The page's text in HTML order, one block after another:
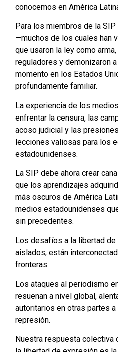
conocemos en América
Para los miembros de la
—muchos de los cuales han
que usaron la ley como
reguladores y demonizaron
momento en los Estados
profundamente familiar.
La experiencia de los
enfrentar la censura, las
acoso judicial y las
lecciones valiosas para los
estadounidenses.
La SIP debe ahora crear
que los aprendizajes
más oscuros de América
medios estadounidenses
sin precedentes.
Los desafíos a la libertad de
aislados; están
fronteras.
Los ataques al periodismo
resuenan a nivel global,
autoritarios en otras partes
represión.
Nuestra respuesta colectiva